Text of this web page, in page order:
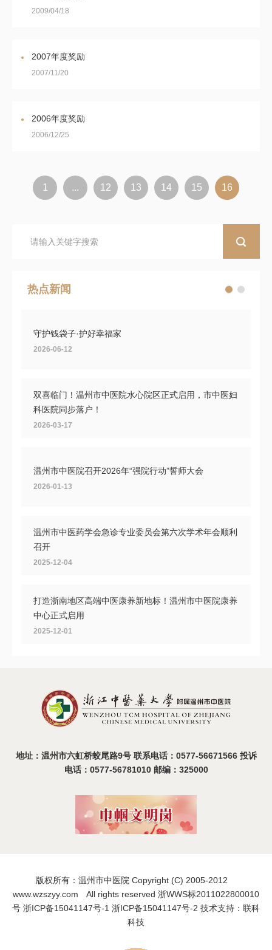
2009/04/18
2007年度奖励
2007/11/20
2006年度奖励
2006/12/25
1 ... 12 13 14 15 16
热点新闻
守护钱袋子·护好幸福家
2026-06-12
双喜临门！温州市中医院水心院区正式启用，市中医妇
科医院同步落户！
2026-03-17
温州市中医院召开2026年“强院行动”誓师大会
2026-01-13
温州市中医药学会急诊专业委员会第六次学术年会顺利
召开
2025-12-04
打造浙南地区高端中医康养新地标！温州市中医院康养
中心正式启用
2025-12-01
2025-11-11
地址：温州市六虹桥蛟尾路9号 联系电话：0577-56671566 投诉
电话：0577-56781010 邮编：325000
版权所有：温州市中医院 Copyright (C) 2005-2012
www.wzszyy.com All rights reserved 浙WWS标2011022800010
号 浙ICP备15041147号-1 浙ICP备15041147号-2 技术支持：联科
科技